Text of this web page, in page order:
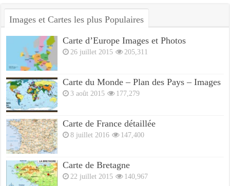
Images et Cartes les plus Populaires
Carte d’Europe Images et Photos
26 juillet 2015 205,311
Carte du Monde – Plan des Pays – Images
3 août 2015 177,279
Carte de France détaillée
8 juillet 2016 147,400
Carte de Bretagne
22 juillet 2015 140,967